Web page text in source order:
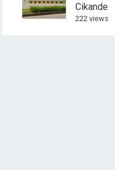
Cikande
222 views